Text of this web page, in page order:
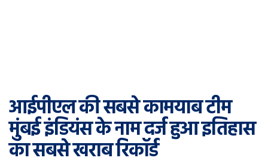
आईपीएल की सबसे कामयाब टीम
मुंबई इंडियंस के नाम दर्ज हुआ इतिहास
का सबसे खराब रिकॉर्ड